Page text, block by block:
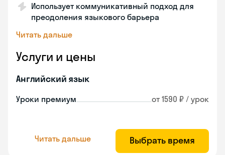
Использует коммуникативный подход для
преодоления языкового барьера
Читать дальше
Услуги и цены
Английский язык
Уроки премиум от 1590 ₽ / урок
Читать дальше Выбрать время